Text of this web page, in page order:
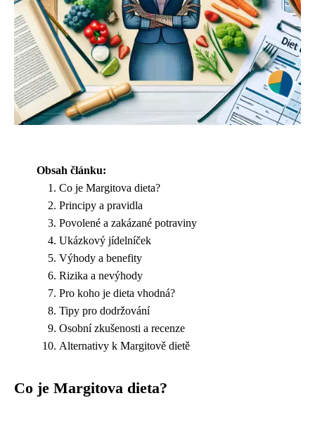
Obsah článku:
Co je Margitova dieta?
Principy a pravidla
Povolené a zakázané potraviny
Ukázkový jídelníček
Výhody a benefity
Rizika a nevýhody
Pro koho je dieta vhodná?
Tipy pro dodržování
Osobní zkušenosti a recenze
Alternativy k Margitově dietě
Co je Margitova dieta?